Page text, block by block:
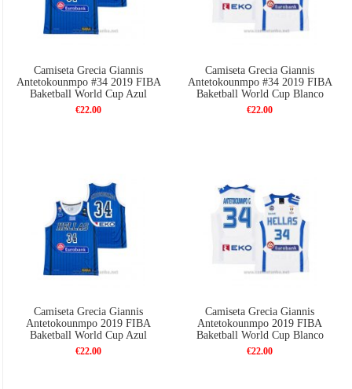
Camiseta Grecia Giannis
Antetokounmpo #34 2019 FIBA
Baketball World Cup Azul
€22.00
Camiseta Grecia Giannis
Antetokounmpo #34 2019 FIBA
Baketball World Cup Blanco
€22.00
Camiseta Grecia Giannis
Antetokounmpo 2019 FIBA
Baketball World Cup Azul
€22.00
Camiseta Grecia Giannis
Antetokounmpo 2019 FIBA
Baketball World Cup Blanco
€22.00